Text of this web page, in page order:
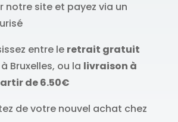
notre site et payez via un
entre le retrait gratuit
à Bruxelles, ou la livraison à
de 6.50€
de votre nouvel achat chez